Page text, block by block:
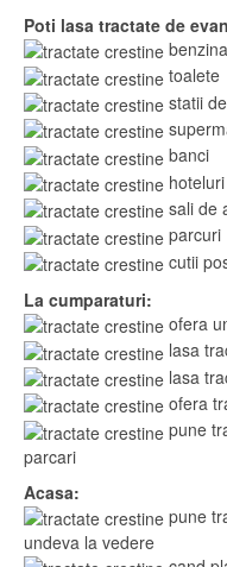
Poti lasa tractate de
toalete
statii
banci
hoteluri
sali de
parcuri
cutii
La cumparaturi:
ofera
lasa
lasa
ofera
pune
parcari
Acasa:
pune
undeva la vedere